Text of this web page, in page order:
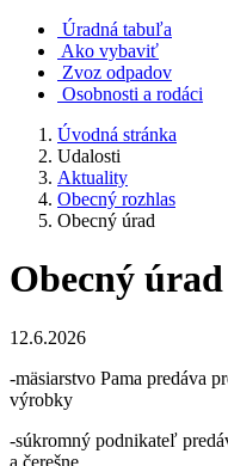
Úradná tabuľa
Ako vybaviť
Zvoz odpadov
Osobnosti a rodáci
Úvodná stránka
Udalosti
Aktuality
Obecný rozhlas
Obecný úrad
Obecný úrad
12.6.2026
-mäsiarstvo Pama predáva
výrobky
-súkromný podnikateľ
a čerešne